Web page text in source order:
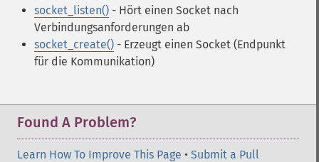
socket_listen() - Hört einen Socket nach
Verbindungsanforderungen ab
socket_create() - Erzeugt einen Socket (Endpunkt
für die Kommunikation)
Found A Problem?
Learn How To Improve This Page • Submit a Pull